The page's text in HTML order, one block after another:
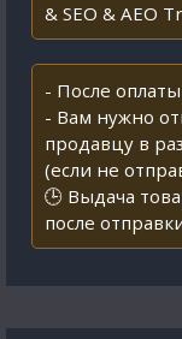
& SEO & AEO
- После
- Вам нужно
продавцу в
(если не
🕒 Выдача
после